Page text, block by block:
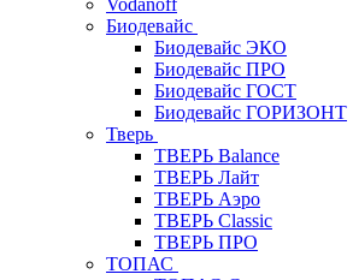
Vodanoff
Биодевайс
Биодевайс ЭКО
Биодевайс ПРО
Биодевайс ГОСТ
Биодевайс ГОРИЗОНТ
Тверь
ТВЕРЬ Balance
ТВЕРЬ Лайт
ТВЕРЬ Аэро
ТВЕРЬ Classic
ТВЕРЬ ПРО
ТОПАС